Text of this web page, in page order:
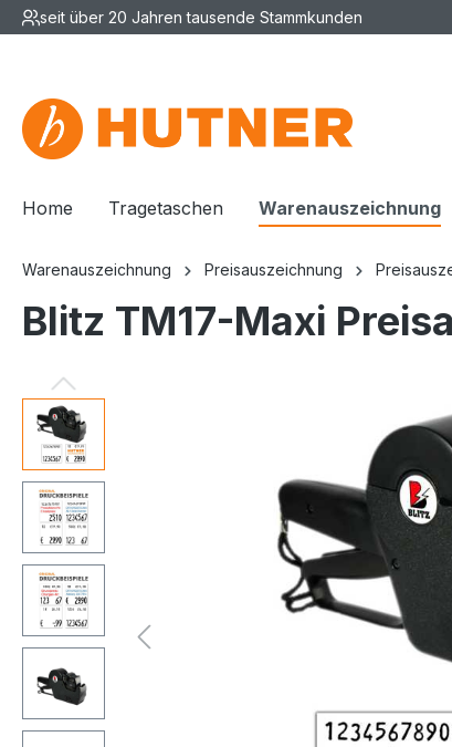
seit über 20 Jahren tausende Stammkunden
Home Tragetaschen Warenauszeichnung
Warenauszeichnung Preisauszeichnung
Blitz TM17-Maxi